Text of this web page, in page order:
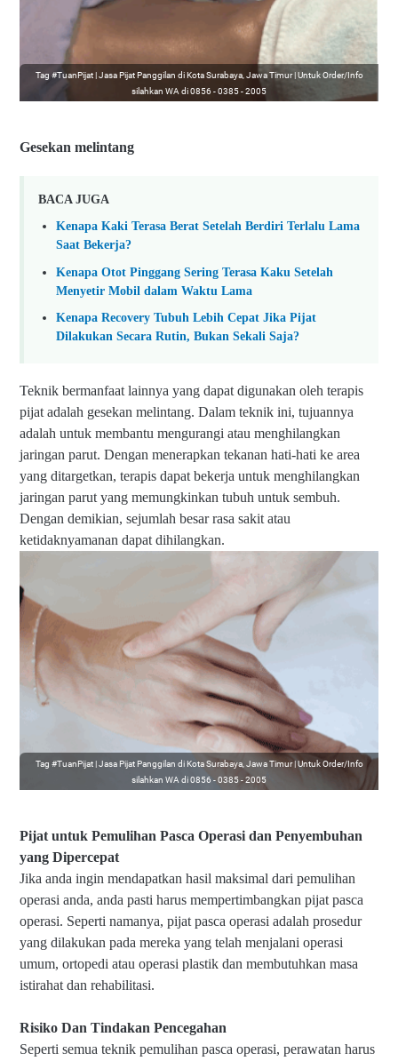
Tag #TuanPijat | Jasa Pijat Panggilan di Kota Surabaya, Jawa Timur | Untuk Order/Info
silahkan WA di 0856 - 0385 - 2005
Gesekan melintang
BACA JUGA
Kenapa Kaki Terasa Berat Setelah Berdiri Terlalu Lama
Saat Bekerja?
Kenapa Otot Pinggang Sering Terasa Kaku Setelah
Menyetir Mobil dalam Waktu Lama
Kenapa Recovery Tubuh Lebih Cepat Jika Pijat
Dilakukan Secara Rutin, Bukan Sekali Saja?
Teknik bermanfaat lainnya yang dapat digunakan oleh terapis
pijat adalah gesekan melintang. Dalam teknik ini, tujuannya
adalah untuk membantu mengurangi atau menghilangkan
jaringan parut. Dengan menerapkan tekanan hati-hati ke area
yang ditargetkan, terapis dapat bekerja untuk menghilangkan
jaringan parut yang memungkinkan tubuh untuk sembuh.
Dengan demikian, sejumlah besar rasa sakit atau
ketidaknyamanan dapat dihilangkan.
Tag #TuanPijat | Jasa Pijat Panggilan di Kota Surabaya, Jawa Timur | Untuk Order/Info
silahkan WA di 0856 - 0385 - 2005
Pijat untuk Pemulihan Pasca Operasi dan Penyembuhan
yang Dipercepat
Jika anda ingin mendapatkan hasil maksimal dari pemulihan
operasi anda, anda pasti harus mempertimbangkan pijat pasca
operasi. Seperti namanya, pijat pasca operasi adalah prosedur
yang dilakukan pada mereka yang telah menjalani operasi
umum, ortopedi atau operasi plastik dan membutuhkan masa
istirahat dan rehabilitasi.
Risiko Dan Tindakan Pencegahan
Seperti semua teknik pemulihan pasca operasi, perawatan harus